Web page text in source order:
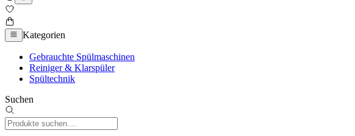
Kategorien
Gebrauchte Spülmaschinen
Reiniger & Klarspüler
Spültechnik
Suchen